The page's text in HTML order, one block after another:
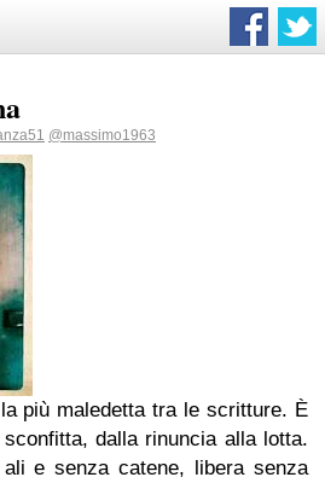
@massimo1963
più maledetta tra le scritture. È
dalla rinuncia alla lotta.
e senza catene, libera senza